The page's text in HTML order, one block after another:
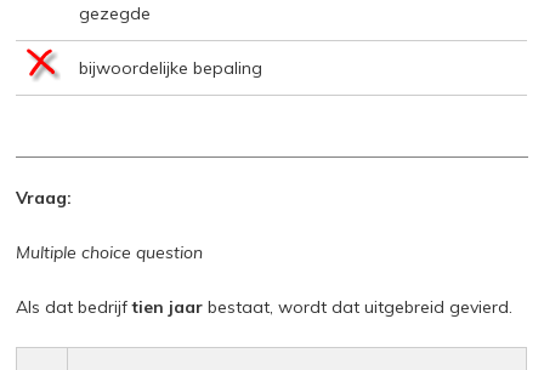
gezegde
bijwoordelijke bepaling
Vraag:
Multiple choice question
Als dat bedrijftien jaar bestaat, wordt dat uitgebreid gevierd.